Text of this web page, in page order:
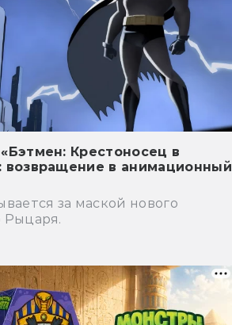
Крестоносец в
возвращение в анимационный
за маской нового
Рыцаря.